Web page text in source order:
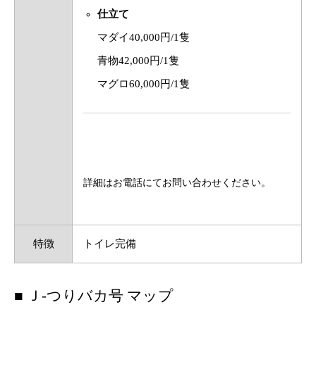
仕立て
マダイ40,000円/1隻
青物42,000円/1隻
マグロ60,000円/1隻
詳細はお電話にてお問い合わせください。
特徴 トイレ完備
■ Ｊ-つりバカ号 マップ